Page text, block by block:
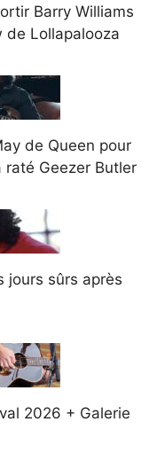
Barry Williams
de Lollapalooza
de Queen pour
raté Geezer Butler
jours sûrs après
2026 + Galerie